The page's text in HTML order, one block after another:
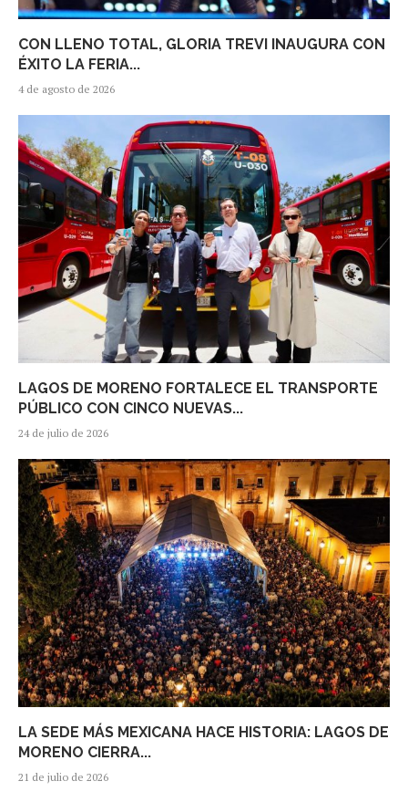
CON LLENO TOTAL, GLORIA TREVI INAUGURA CON
ÉXITO LA FERIA...
4 de agosto de 2026
LAGOS DE MORENO FORTALECE EL TRANSPORTE
PÚBLICO CON CINCO NUEVAS...
24 de julio de 2026
LA SEDE MÁS MEXICANA HACE HISTORIA: LAGOS DE
MORENO CIERRA...
21 de julio de 2026